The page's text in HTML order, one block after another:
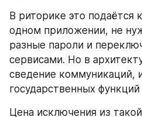
В риторике это подаётся
одном приложении, не
разные пароли и
сервисами. Но в
сведение коммуникаций,
государственных
Цена исключения из